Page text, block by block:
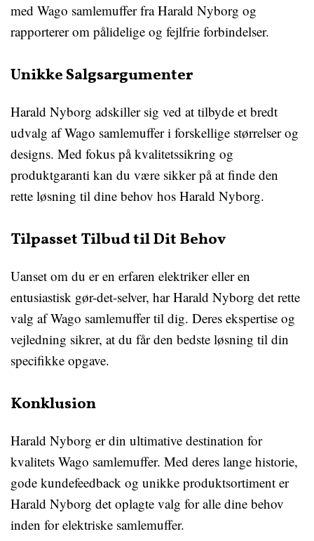
med Wago samlemuffer fra Harald Nyborg og
rapporterer om pålidelige og fejlfrie forbindelser.
Unikke Salgsargumenter
Harald Nyborg adskiller sig ved at tilbyde et bredt
udvalg af Wago samlemuffer i forskellige størrelser og
designs. Med fokus på kvalitetssikring og
produktgaranti kan du være sikker på at finde den
rette løsning til dine behov hos Harald Nyborg.
Tilpasset Tilbud til Dit Behov
Uanset om du er en erfaren elektriker eller en
entusiastisk gør-det-selver, har Harald Nyborg det rette
valg af Wago samlemuffer til dig. Deres ekspertise og
vejledning sikrer, at du får den bedste løsning til din
specifikke opgave.
Konklusion
Harald Nyborg er din ultimative destination for
kvalitets Wago samlemuffer. Med deres lange historie,
gode kundefeedback og unikke produktsortiment er
Harald Nyborg det oplagte valg for alle dine behov
inden for elektriske samlemuffer.